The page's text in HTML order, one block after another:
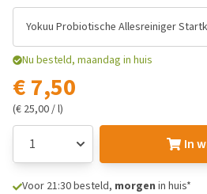
Yokuu Probiotische Allesreiniger
Nu besteld, maandag in huis
€ 7,50
(€ 25,00 / l)
In
Voor 21:30 besteld, morgen in huis*